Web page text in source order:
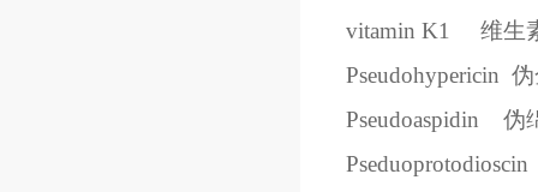
vitamin K1
维生
Pseudohypericin
Pseudoaspidin
伪
Pseduoprotodioscin